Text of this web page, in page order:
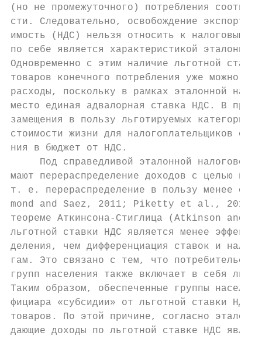
(но не промежуточного) потребления
сти. Следовательно, освобождение экспорта
имость (НДС) нельзя относить к налоговым
по себе является характеристикой
Одновременно с этим наличие льготной
товаров конечного потребления уже можно
расходы, поскольку в рамках эталонной
место единая адвалорная ставка НДС. В
замещения в пользу льготируемых категорий
стоимости жизни для налогоплательщиков
ния в бюджет от НДС.
Под справедливой эталонной налоговой
мают перераспределение доходов с целью
т. е. перераспределение в пользу менее
mond and Saez, 2011; Piketty et al., 2014;
теореме Аткинсона-Стиглица (Atkinson and
льготной ставки НДС является менее
деления, чем дифференциация ставок и
гам. Это связано с тем, что
групп населения также включает в себя
Таким образом, обеспеченные группы
фициара «субсидии» от льготной ставки НДС
товаров. По этой причине, согласно
дающие доходы по льготной ставке НДС